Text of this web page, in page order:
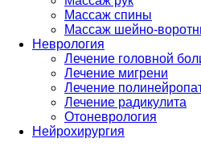
Массаж спины
Массаж шейно-
Неврология
Лечение головной
Лечение мигрени
Лечение
Лечение радикулита
Отоневрология
Нейрохирургия